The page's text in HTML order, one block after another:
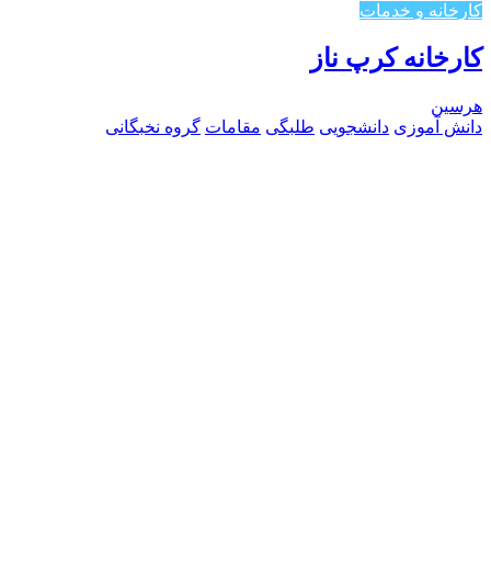
کارخانه و خدمات
کارخانه کرپ ناز
هرسین
دانش آموزی دانشجویی طلبگی مقامات گروه نخبگانی